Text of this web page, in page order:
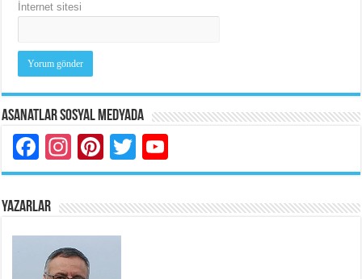
İnternet sitesi
Asanatlar Sosyal Medyada
Facebook
Instagram
Pinterest
Twitter
YAZARLAR